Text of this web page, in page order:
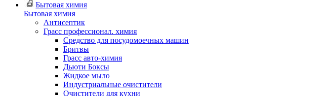
Бытовая химия
Бытовая химия
Антисептик
Грасс профессионал. химия
Cредство для посудомоечных машин
Бритвы
Грасс авто-химия
Дьюти Боксы
Жидкое мыло
Индустриальные очистители
Очистители для кухни